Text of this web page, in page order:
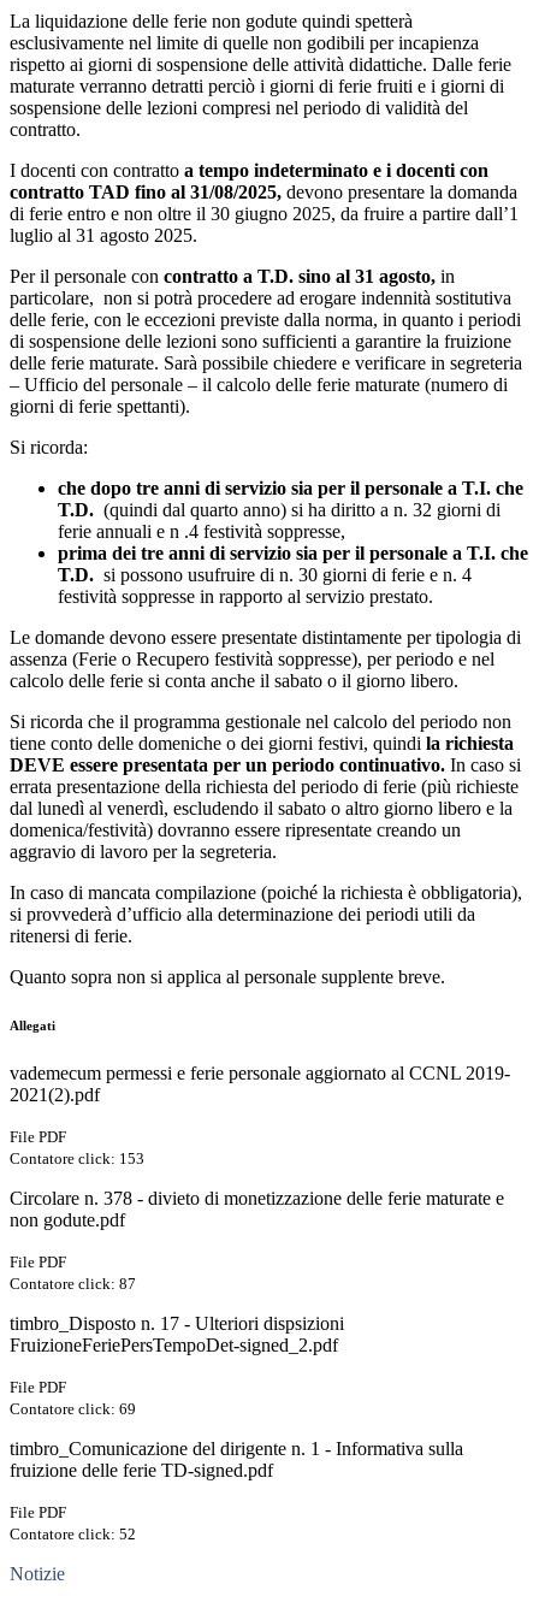
La liquidazione delle ferie non godute quindi spetterà
esclusivamente nel limite di quelle non godibili per incapienza
rispetto ai giorni di sospensione delle attività didattiche. Dalle ferie
maturate verranno detratti perciò i giorni di ferie fruiti e i giorni di
sospensione delle lezioni compresi nel periodo di validità del
contratto.
I docenti con contratto a tempo indeterminato e i docenti con
contratto TAD fino al 31/08/2025, devono presentare la domanda
di ferie entro e non oltre il 30 giugno 2025, da fruire a partire dall’1
luglio al 31 agosto 2025.
Per il personale con contratto a T.D. sino al 31 agosto, in
particolare, non si potrà procedere ad erogare indennità sostitutiva
delle ferie, con le eccezioni previste dalla norma, in quanto i periodi
di sospensione delle lezioni sono sufficienti a garantire la fruizione
delle ferie maturate. Sarà possibile chiedere e verificare in segreteria
– Ufficio del personale – il calcolo delle ferie maturate (numero di
giorni di ferie spettanti).
Si ricorda:
che dopo tre anni di servizio sia per il personale a T.I. che
T.D. (quindi dal quarto anno) si ha diritto a n. 32 giorni di
ferie annuali e n .4 festività soppresse,
prima dei tre anni di servizio sia per il personale a T.I. che
T.D. si possono usufruire di n. 30 giorni di ferie e n. 4
festività soppresse in rapporto al servizio prestato.
Le domande devono essere presentate distintamente per tipologia di
assenza (Ferie o Recupero festività soppresse), per periodo e nel
calcolo delle ferie si conta anche il sabato o il giorno libero.
Si ricorda che il programma gestionale nel calcolo del periodo non
tiene conto delle domeniche o dei giorni festivi, quindi la richiesta
DEVE essere presentata per un periodo continuativo. In caso si
errata presentazione della richiesta del periodo di ferie (più richieste
dal lunedì al venerdì, escludendo il sabato o altro giorno libero e la
domenica/festività) dovranno essere ripresentate creando un
aggravio di lavoro per la segreteria.
In caso di mancata compilazione (poiché la richiesta è obbligatoria),
si provvederà d’ufficio alla determinazione dei periodi utili da
ritenersi di ferie.
Quanto sopra non si applica al personale supplente breve.
Allegati
vademecum permessi e ferie personale aggiornato al CCNL 2019-
2021(2).pdf
File PDF
Contatore click: 153
Circolare n. 378 - divieto di monetizzazione delle ferie maturate e
non godute.pdf
File PDF
Contatore click: 87
timbro_Disposto n. 17 - Ulteriori dispsizioni
FruizioneFeriePersTempoDet-signed_2.pdf
File PDF
Contatore click: 69
timbro_Comunicazione del dirigente n. 1 - Informativa sulla
fruizione delle ferie TD-signed.pdf
File PDF
Contatore click: 52
Notizie